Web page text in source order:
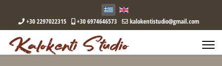
+30 2297022315 +30 6974646573 kalokentistudio@gmail.com